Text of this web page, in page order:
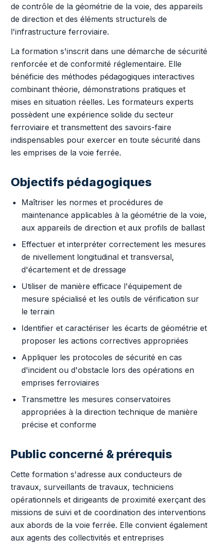
de contrôle de la géométrie de la voie, des appareils
de direction et des éléments structurels de
l'infrastructure ferroviaire.
La formation s'inscrit dans une démarche de sécurité
renforcée et de conformité réglementaire. Elle
bénéficie des méthodes pédagogiques interactives
combinant théorie, démonstrations pratiques et
mises en situation réelles. Les formateurs experts
possèdent une expérience solide du secteur
ferroviaire et transmettent des savoirs-faire
indispensables pour exercer en toute sécurité dans
les emprises de la voie ferrée.
Objectifs pédagogiques
Maîtriser les normes et procédures de
maintenance applicables à la géométrie de la voie,
aux appareils de direction et aux profils de ballast
Effectuer et interpréter correctement les mesures
de nivellement longitudinal et transversal,
d'écartement et de dressage
Utiliser de manière efficace l'équipement de
mesure spécialisé et les outils de vérification sur
le terrain
Identifier et caractériser les écarts de géométrie et
proposer les actions correctives appropriées
Appliquer les protocoles de sécurité en cas
d'incident ou d'obstacle lors des opérations en
emprises ferroviaires
Transmettre les mesures conservatoires
appropriées à la direction technique de manière
précise et conforme
Public concerné & prérequis
Cette formation s'adresse aux conducteurs de
travaux, surveillants de travaux, techniciens
opérationnels et dirigeants de proximité exerçant des
missions de suivi et de coordination des interventions
aux abords de la voie ferrée. Elle convient également
aux agents des collectivités et entreprises